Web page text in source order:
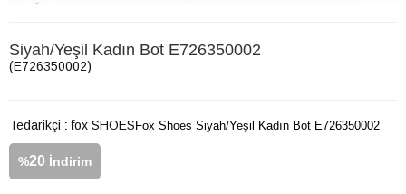
Siyah/Yeşil Kadın Bot E726350002
(E726350002)
Tedarikçi : fox SHOES
%20 İndirim
Fox Shoes Siyah/Yeşil Kadın Bot E726350002